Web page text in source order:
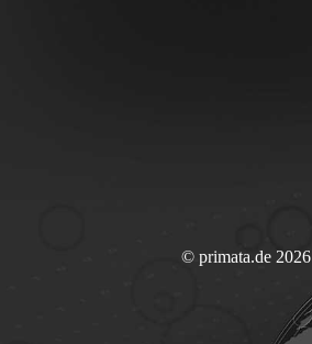
© primata.de 2026